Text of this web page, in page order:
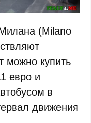
(Milano
можно купить
евро и
в
движения